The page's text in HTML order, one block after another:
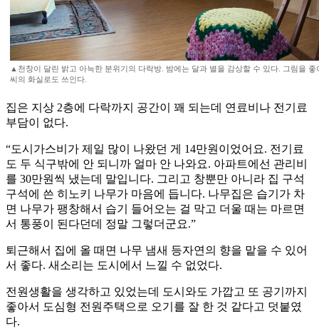
▲천창이 달린 밝고 아늑한 분위기의 다락방. 밤에는 달과 별을 감상할 수 있다. 그림을 좋
씨의 화실로도 쓰인다.
집은 지상 2층에 다락까지 공간이 꽤 되는데 연료비나 전기료
부담이 없다.
“도시가스비가 제일 많이 나왔던 게 14만원이었어요. 전기료
도 두 식구밖에 안 되니까 얼마 안 나와요. 아파트에선 관리비
를 30만원씩 냈는데 말입니다. 그리고 창뿐만 아니라 집 구석
구석에 쓴 히노키 나무가 마음에 듭니다. 나무집은 습기가 차
면 나무가 팽창해서 습기 들어오는 걸 막고 더울 때는 마르면
서 통풍이 된다던데 정말 그렇더군요.”
퇴근해서 집에 올 때면 나무 냄새 등자연의 향을 맡을 수 있어
서 좋다. 새소리는 도시에서 느낄 수 없었다.
전원생활을 생각하고 있었는데 도시와도 가깝고 또 공기까지
좋아서 도심형 전원주택으로 오기를 잘 한 것 같다고 덧붙였
다.